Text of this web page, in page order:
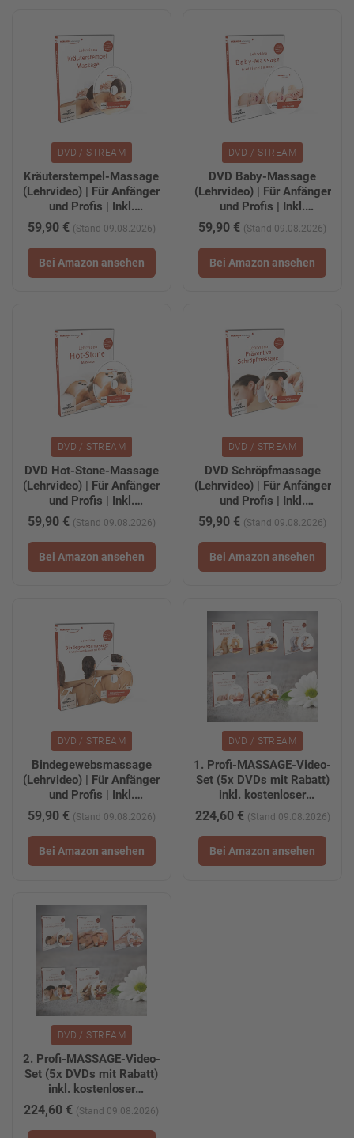
DVD / STREAM
Kräuterstempel-Massage
(Lehrvideo) | Für Anfänger
und Profis | Inkl.
kostenloser
Tablet-/Smartphone-
Version zum Download
59,90 € (Stand 09.08.2026)
Bei Amazon ansehen
DVD / STREAM
DVD Baby-Massage
(Lehrvideo) | Für Anfänger
und Profis | Inkl.
kostenloser
Tablet-/Smartphone-
Version zum Download
59,90 € (Stand 09.08.2026)
Bei Amazon ansehen
DVD / STREAM
DVD Hot-Stone-Massage
(Lehrvideo) | Für Anfänger
und Profis | Inkl.
kostenloser
Tablet-/Smartphone-
Version zum Download
59,90 € (Stand 09.08.2026)
Bei Amazon ansehen
DVD / STREAM
DVD Schröpfmassage
(Lehrvideo) | Für Anfänger
und Profis | Inkl.
kostenloser
Tablet-/Smartphone-
Version zum Download
59,90 € (Stand 09.08.2026)
Bei Amazon ansehen
DVD / STREAM
Bindegewebsmassage
(Lehrvideo) | Für Anfänger
und Profis | Inkl.
kostenloser
Tablet-/Smartphone-
Version zum Download
59,90 € (Stand 09.08.2026)
Bei Amazon ansehen
DVD / STREAM
1. Profi-MASSAGE-Video-
Set (5x DVDs mit Rabatt)
inkl. kostenloser
Downloadversionen
(MP4)
224,60 € (Stand 09.08.2026)
Bei Amazon ansehen
DVD / STREAM
2. Profi-MASSAGE-Video-
Set (5x DVDs mit Rabatt)
inkl. kostenloser
Downloadversionen
(MP4)
224,60 € (Stand 09.08.2026)